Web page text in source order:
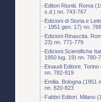
Editori Riuniti. Roma
s.d.) nn. 743-767
Edizioni di Storia e
- 1951 gen. 17) nn.
Edizioni Rinascita.
23) nn. 771-779
Edizioni Scientifiche
1950 lug. 19) nn. 780-
Einaudi Editore.
nn. 782-819
Emilia. Bologna (1951
nn. 820-823
Fabbri Editori. Milano